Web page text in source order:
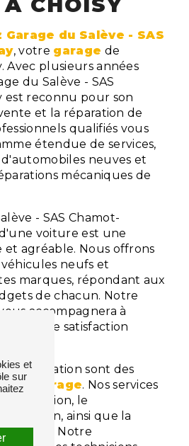
du Salève - SAS
, votre garage de
Avec plusieurs années
du Salève - SAS
est reconnu pour son
et la réparation de
qualifiés vous
étendue de services,
neuves et
mécaniques de
- SAS Chamot-
voiture est une
et agréable. Nous offrons
neufs et
marques, répondant aux
de chacun. Notre
accompagnera à
une satisfaction
la réparation sont des
garage. Nos services
la révision, le
ainsi que la
Notre
et
sur